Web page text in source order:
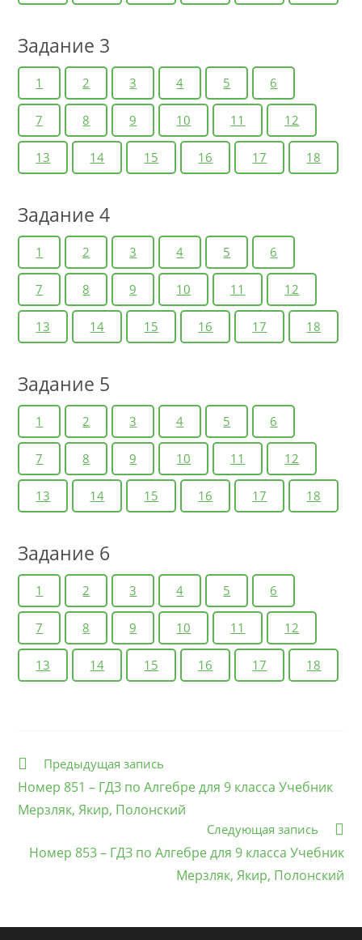
Задание 3
1 2 3 4 5 6
7 8 9 10 11 12
13 14 15 16 17 18
Задание 4
1 2 3 4 5 6
7 8 9 10 11 12
13 14 15 16 17 18
Задание 5
1 2 3 4 5 6
7 8 9 10 11 12
13 14 15 16 17 18
Задание 6
1 2 3 4 5 6
7 8 9 10 11 12
13 14 15 16 17 18
Еще
Предыдущая запись
Номер 851 – ГДЗ по Алгебре для 9 класса Учебник
Мерзляк, Якир, Полонский
Следующая запись
Номер 853 – ГДЗ по Алгебре для 9 класса Учебник
Мерзляк, Якир, Полонский